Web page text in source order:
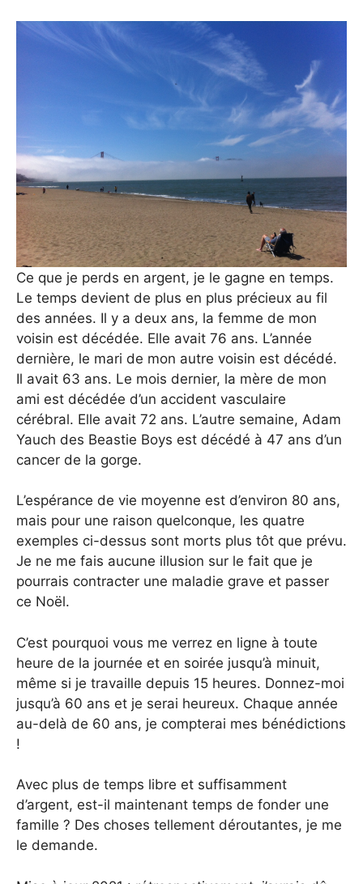
Ce que je perds en argent, je le gagne en temps.
Le temps devient de plus en plus précieux au fil
des années. Il y a deux ans, la femme de mon
voisin est décédée. Elle avait 76 ans. L’année
dernière, le mari de mon autre voisin est décédé.
Il avait 63 ans. Le mois dernier, la mère de mon
ami est décédée d’un accident vasculaire
cérébral. Elle avait 72 ans. L’autre semaine, Adam
Yauch des Beastie Boys est décédé à 47 ans d’un
cancer de la gorge.
L’espérance de vie moyenne est d’environ 80 ans,
mais pour une raison quelconque, les quatre
exemples ci-dessus sont morts plus tôt que prévu.
Je ne me fais aucune illusion sur le fait que je
pourrais contracter une maladie grave et passer
ce Noël.
C’est pourquoi vous me verrez en ligne à toute
heure de la journée et en soirée jusqu’à minuit,
même si je travaille depuis 15 heures. Donnez-moi
jusqu’à 60 ans et je serai heureux. Chaque année
au-delà de 60 ans, je compterai mes bénédictions
!
Avec plus de temps libre et suffisamment
d’argent, est-il maintenant temps de fonder une
famille ? Des choses tellement déroutantes, je me
le demande.